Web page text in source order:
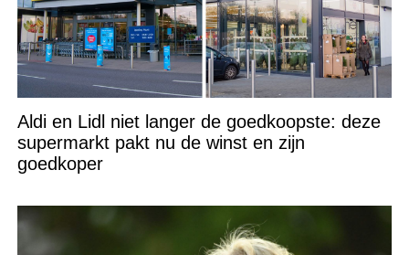
Aldi en Lidl niet langer de goedkoopste: deze
supermarkt pakt nu de winst en zijn
goedkoper